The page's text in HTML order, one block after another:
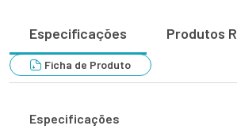
Especificações Produtos
Ficha de Produto
Especificações